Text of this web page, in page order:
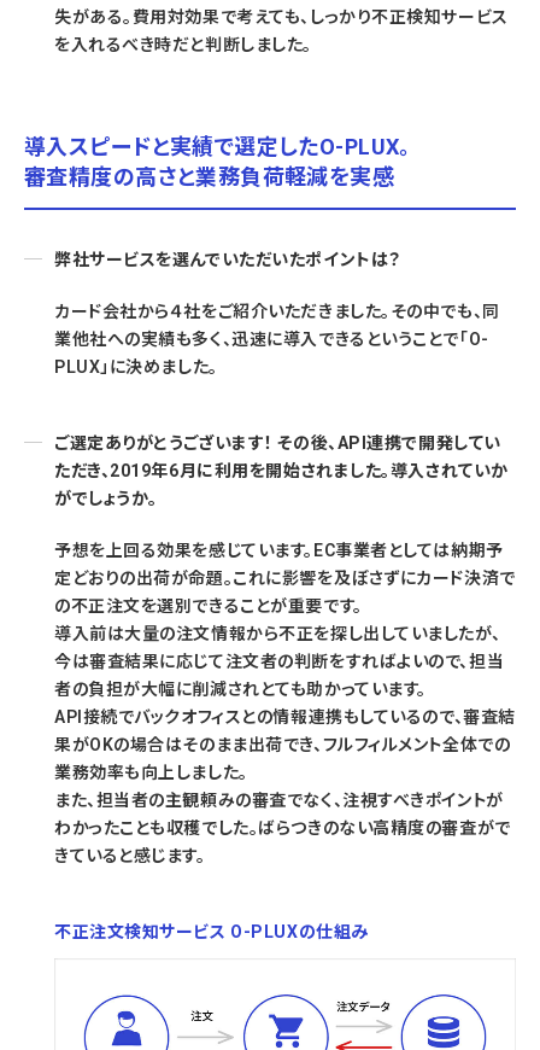
失がある。費用対効果で考えても、しっかり不正検知サービス
を入れるべき時だと判断しました。
導入スピードと実績で選定したO-PLUX。
審査精度の高さと業務負荷軽減を実感
弊社サービスを選んでいただいたポイントは？
カード会社から４社をご紹介いただきました。その中でも、同
業他社への実績も多く、迅速に導入できるということで「O-
PLUX」に決めました。
ご選定ありがとうございます！ その後、API連携で開発してい
ただき、2019年6月に利用を開始されました。導入されていか
がでしょうか。
予想を上回る効果を感じています。EC事業者としては納期予
定どおりの出荷が命題。これに影響を及ぼさずにカード決済で
の不正注文を選別できることが重要です。
導入前は大量の注文情報から不正を探し出していましたが、
今は審査結果に応じて注文者の判断をすればよいので、担当
者の負担が大幅に削減されとても助かっています。
API接続でバックオフィスとの情報連携もしているので、審査結
果がOKの場合はそのまま出荷でき、フルフィルメント全体での
業務効率も向上しました。
また、担当者の主観頼みの審査でなく、注視すべきポイントが
わかったことも収穫でした。ばらつきのない高精度の審査がで
きていると感じます。
不正注文検知サービス O-PLUXの仕組み